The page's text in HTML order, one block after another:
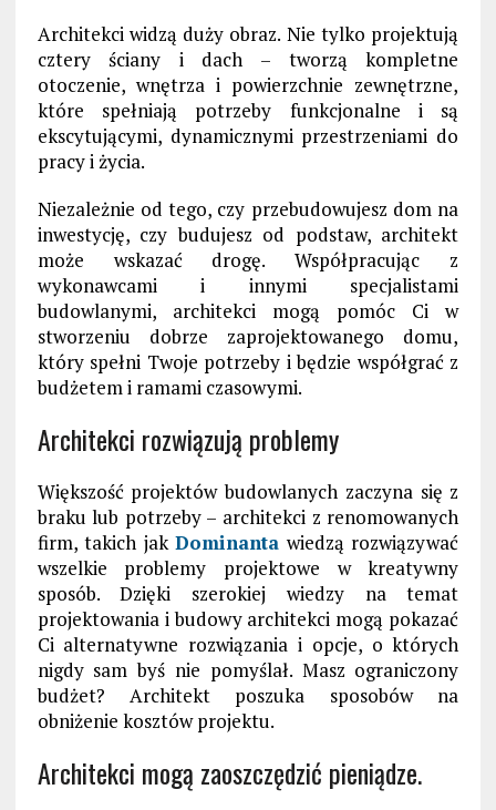
Architekci widzą duży obraz. Nie tylko projektują
cztery ściany i dach – tworzą kompletne
otoczenie, wnętrza i powierzchnie zewnętrzne,
które spełniają potrzeby funkcjonalne i są
ekscytującymi, dynamicznymi przestrzeniami do
pracy i życia.
Niezależnie od tego, czy przebudowujesz dom na
inwestycję, czy budujesz od podstaw, architekt
może wskazać drogę. Współpracując z
wykonawcami i innymi specjalistami
budowlanymi, architekci mogą pomóc Ci w
stworzeniu dobrze zaprojektowanego domu,
który spełni Twoje potrzeby i będzie współgrać z
budżetem i ramami czasowymi.
Architekci rozwiązują problemy
Większość projektów budowlanych zaczyna się z
braku lub potrzeby – architekci z renomowanych
firm, takich jakDominanta wiedzą rozwiązywać
wszelkie problemy projektowe w kreatywny
sposób. Dzięki szerokiej wiedzy na temat
projektowania i budowy architekci mogą pokazać
Ci alternatywne rozwiązania i opcje, o których
nigdy sam byś nie pomyślał. Masz ograniczony
budżet? Architekt poszuka sposobów na
obniżenie kosztów projektu.
Architekci mogą zaoszczędzić pieniądze.